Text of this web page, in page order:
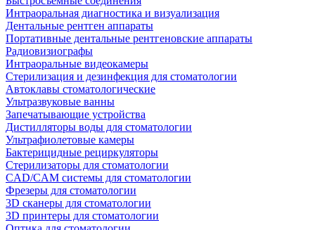
Интраоральная диагностика и визуализация
Дентальные рентген аппараты
Портативные дентальные рентгеновские аппараты
Радиовизиографы
Интраоральные видеокамеры
Стерилизация и дезинфекция для стоматологии
Автоклавы стоматологические
Ультразвуковые ванны
Запечатывающие устройства
Дистилляторы воды для стоматологии
Ультрафиолетовые камеры
Бактерицидные рециркуляторы
Стерилизаторы для стоматологии
CAD/CAM системы для стоматологии
Фрезеры для стоматологии
3D cканеры для стоматологии
3D принтеры для стоматологии